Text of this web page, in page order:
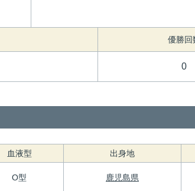
優勝回
0
血液型 出身地
O型 鹿児島県